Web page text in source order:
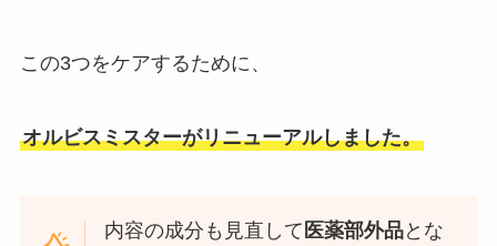
この3つをケアするために、
オルビスミスターがリニューアルしました。
内容の成分も見直して 医薬部外品とな